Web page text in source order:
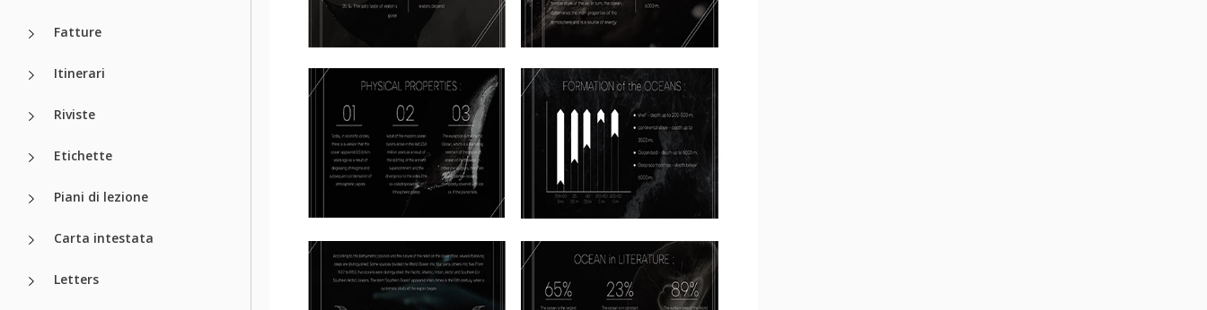
Fatture
Itinerari
Riviste
Etichette
Piani di lezione
Carta intestata
Letters